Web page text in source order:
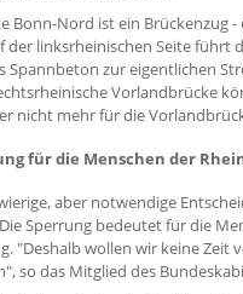
Bonn-Nord ist ein Brückenzug
der linksrheinischen Seite führt
Spannbeton zur eigentlichen
Vorlandbrücke
nicht mehr für die
für die Menschen der
aber notwendige
Sperrung bedeutet für die
"Deshalb wollen wir keine
so das Mitglied des